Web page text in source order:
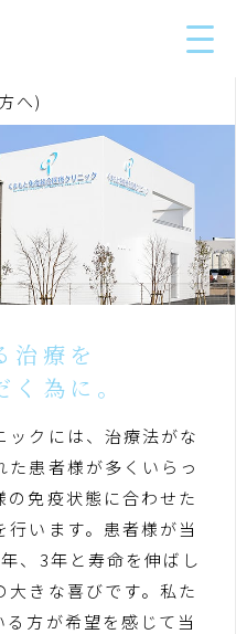
へ)
治療を
為に。
ックには、治療法がな
た患者様が多くいらっ
の免疫状態に合わせた
います。患者様が当
、3年と寿命を伸ばし
きな喜びです。私た
方が希望を感じて当